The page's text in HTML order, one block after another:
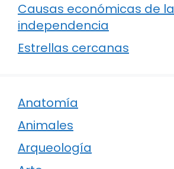
Causas económicas de la
independencia
Estrellas cercanas
Anatomía
Animales
Arqueología